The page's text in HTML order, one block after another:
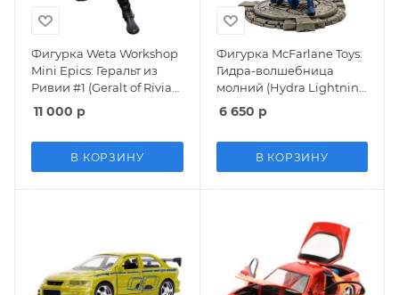
Фигурка Weta Workshop
Mini Epics: Геральт из
Ривии #1 (Geralt of Rivia
#1) Нетфликс Ведьмак
(Netflix The Witcher)
11 000 р
В КОРЗИНУ
Фигурка McFarlane Toys:
Гидра-волшебница
молний (Hydra Lightning
Sorceress) Диабло IV
(Diablo IV) (167238) 18 см
6 650 р
В КОРЗИНУ